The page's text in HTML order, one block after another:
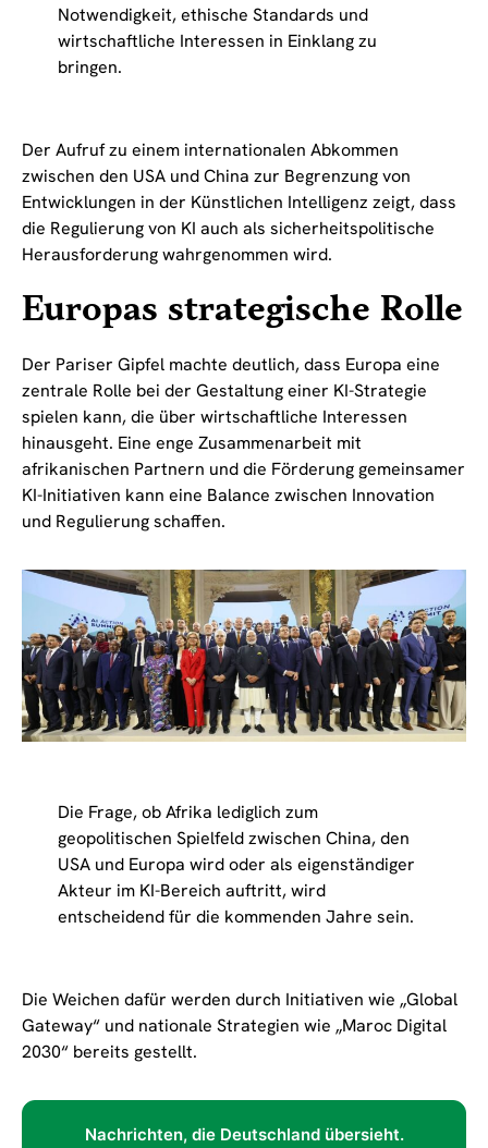
Notwendigkeit, ethische Standards und
wirtschaftliche Interessen in Einklang zu
bringen.
Der Aufruf zu einem internationalen Abkommen
zwischen den USA und China zur Begrenzung von
Entwicklungen in der Künstlichen Intelligenz zeigt, dass
die Regulierung von KI auch als sicherheitspolitische
Herausforderung wahrgenommen wird.
Europas strategische Rolle
Der Pariser Gipfel machte deutlich, dass Europa eine
zentrale Rolle bei der Gestaltung einer KI-Strategie
spielen kann, die über wirtschaftliche Interessen
hinausgeht. Eine enge Zusammenarbeit mit
afrikanischen Partnern und die Förderung gemeinsamer
KI-Initiativen kann eine Balance zwischen Innovation
und Regulierung schaffen.
Die Frage, ob Afrika lediglich zum
geopolitischen Spielfeld zwischen China, den
USA und Europa wird oder als eigenständiger
Akteur im KI-Bereich auftritt, wird
entscheidend für die kommenden Jahre sein.
Die Weichen dafür werden durch Initiativen wie „Global
Gateway“ und nationale Strategien wie „Maroc Digital
2030“ bereits gestellt.
Nachrichten, die Deutschland übersieht.